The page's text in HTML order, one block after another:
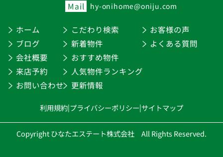
Mail hy-onihome@oniju.com
ホーム
ブログ
会社概要
来店予約
お問い合わせ
こだわり検索
新着物件
おすすめ物件
人気物件ランキング
更新情報
お客様の声
よくある質問
利用規約|プライバシーポリシー|サイトマップ
Copyright ひなたエステート株式会社 All Rights Reserved.